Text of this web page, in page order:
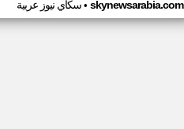
سكاي نيوز عربية• skynewsarabia.com